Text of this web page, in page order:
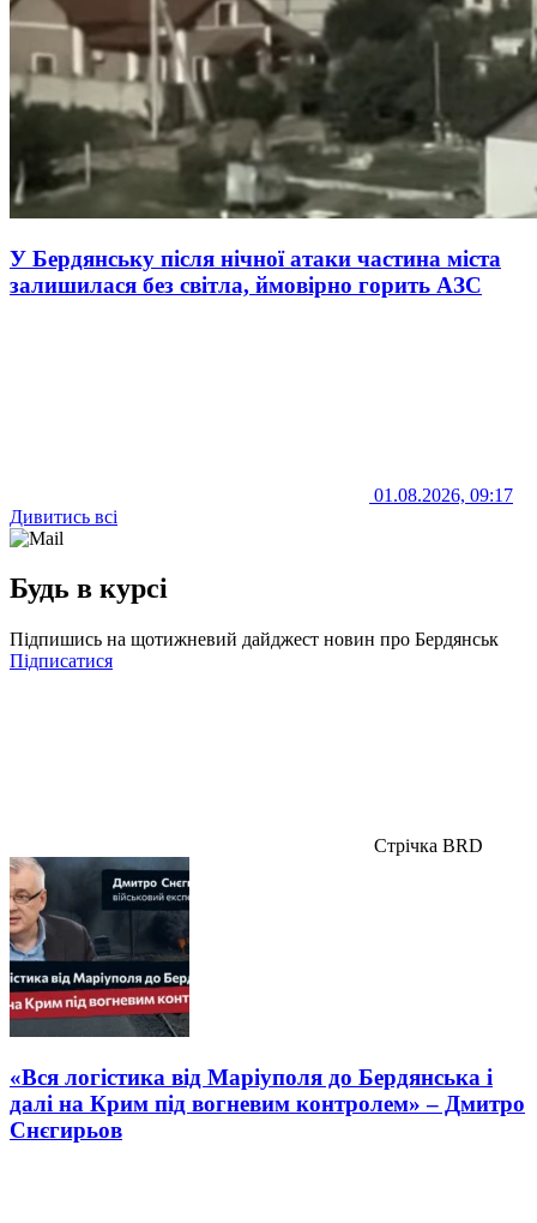
У Бердянську після нічної атаки частина міста
залишилася без світла, ймовірно горить АЗС
01.08.2026, 09:17
Дивитись всі
Будь в курсі
Підпишись на щотижневий дайджест новин про Бердянськ
Підписатися
Стрічка BRD
«Вся логістика від Маріуполя до Бердянська і
далі на Крим під вогневим контролем» – Дмитро
Снєгирьов